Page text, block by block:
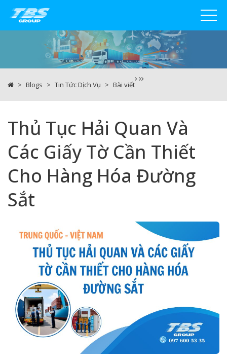
Blogs Tin Tức Dịch Vụ Bài viết
Thủ Tục Hải Quan Và
Các Giấy Tờ Cần Thiết
Cho Hàng Hóa Đường
Sắt